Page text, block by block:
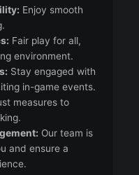
UP Store [No
through events
potions, genie,